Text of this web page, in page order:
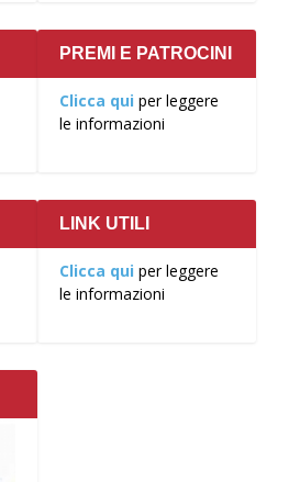
PREMI E PATROCINI
Clicca qui per leggere
le informazioni
LINK UTILI
Clicca qui per leggere
le informazioni